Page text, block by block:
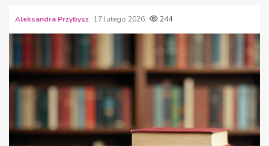
Aleksandra Przybysz 17 lutego 2026 244